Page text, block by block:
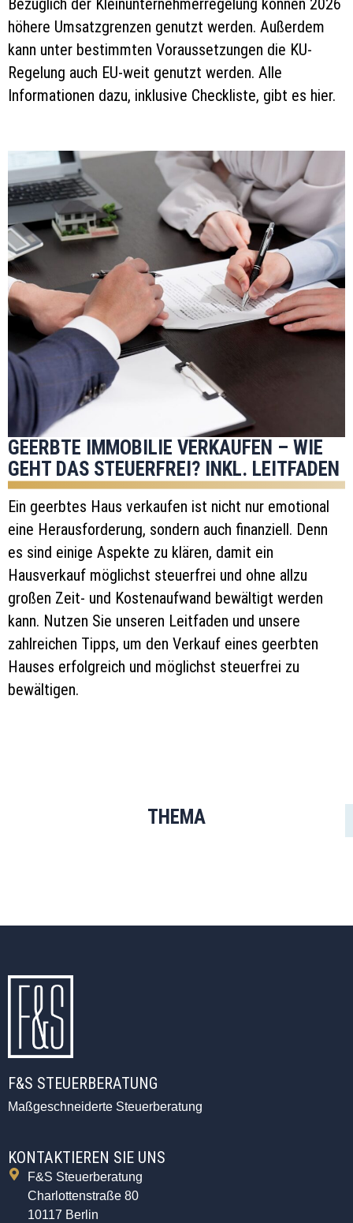
Bezüglich der Kleinunternehmerregelung können 2026
höhere Umsatzgrenzen genutzt werden. Außerdem
kann unter bestimmten Voraussetzungen die KU-
Regelung auch EU-weit genutzt werden. Alle
Informationen dazu, inklusive Checkliste, gibt es hier.
GEERBTE IMMOBILIE VERKAUFEN – WIE
GEHT DAS STEUERFREI? INKL. LEITFADEN
Ein geerbtes Haus verkaufen ist nicht nur emotional
eine Herausforderung, sondern auch finanziell. Denn
es sind einige Aspekte zu klären, damit ein
Hausverkauf möglichst steuerfrei und ohne allzu
großen Zeit- und Kostenaufwand bewältigt werden
kann. Nutzen Sie unseren Leitfaden und unsere
zahlreichen Tipps, um den Verkauf eines geerbten
Hauses erfolgreich und möglichst steuerfrei zu
bewältigen.
THEMA
F&S STEUERBERATUNG
Maßgeschneiderte Steuerberatung
KONTAKTIEREN SIE UNS
F&S Steuerberatung
Charlottenstraße 80
10117 Berlin